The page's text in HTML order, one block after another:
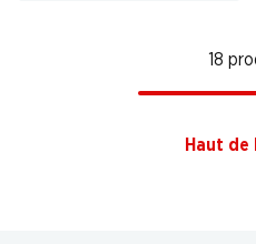
18
Haut de